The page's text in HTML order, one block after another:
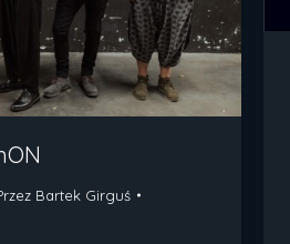
Bartek Girguś